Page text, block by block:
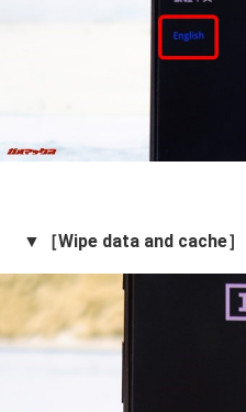
▼ ［Wipe data and cache］